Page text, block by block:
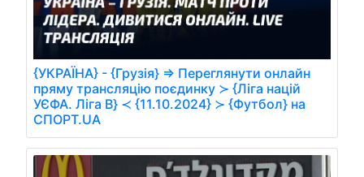
{УКРАЇНА} - {Грузія} ⇒ Переглянути онлайн
пряму трансляцію поєдинку ≻ {Ліга націй
УЄФА. Ліга B} ≺ {11.10.2024} ≻ {Футбол} на
СПОРТ.UA